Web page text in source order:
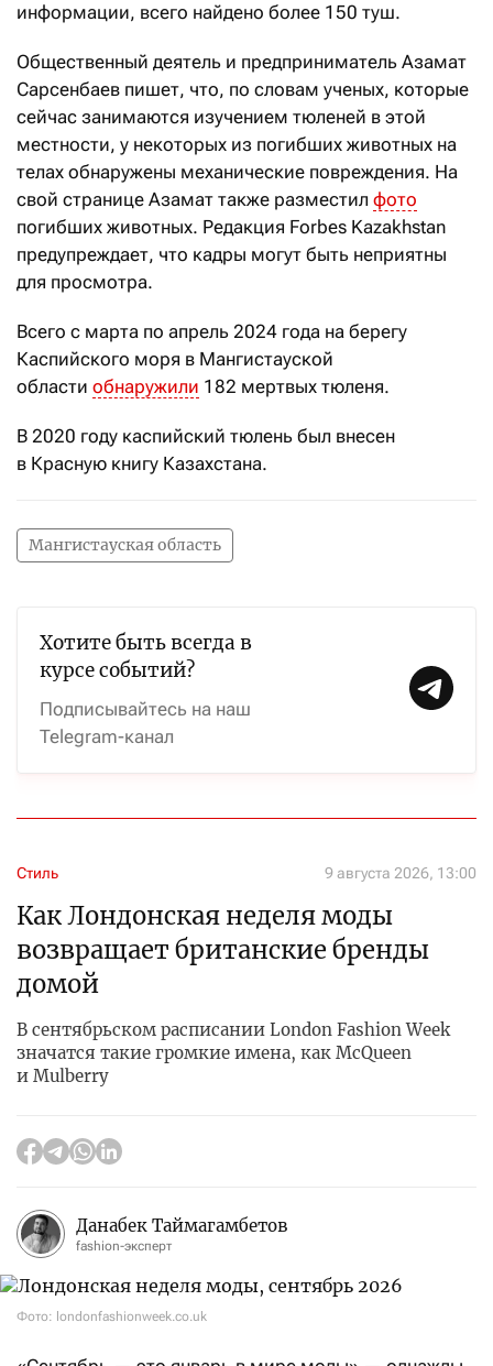
информации, всего найдено более 150 туш.
Общественный деятель и предприниматель Азамат
Сарсенбаев пишет, что, по словам ученых, которые
сейчас занимаются изучением тюленей в этой
местности, у некоторых из погибших животных на
телах обнаружены механические повреждения. На
свой странице Азамат также разместил фото
погибших животных. Редакция Forbes Kazakhstan
предупреждает, что кадры могут быть неприятны
для просмотра.
Всего с марта по апрель 2024 года на берегу
Каспийского моря в Мангистауской
области обнаружили 182 мертвых тюленя.
В 2020 году каспийский тюлень был внесен
в Красную книгу Казахстана.
Мангистауская область
Хотите быть всегда в
курсе событий?
Подписывайтесь на наш
Telegram-канал
Стиль 9 августа 2026, 13:00
Как Лондонская неделя моды
возвращает британские бренды
домой
В сентябрьском расписании London Fashion Week
значатся такие громкие имена, как McQueen
и Mulberry
Данабек Таймагамбетов
fashion-эксперт
Фото: londonfashionweek.co.uk